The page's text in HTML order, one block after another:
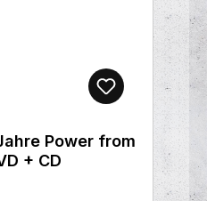
Power from
+ CD